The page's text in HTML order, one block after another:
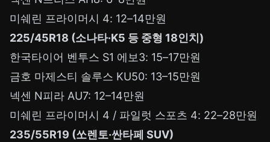
미쉐린 프라이머시 4: 12–14만원
225/45R18 (소나타·K5 등 중형 18인치)
한국타이어 벤투스 S1 에보3: 15–17만원
금호 마제스티 솔루스 KU50: 13–15만원
넥센 N피라 AU7: 12–14만원
미쉐린 프라이머시 4 / 파일럿 스포츠 4: 22–28만원
235/55R19 (쏘렌토·싼타페 SUV)